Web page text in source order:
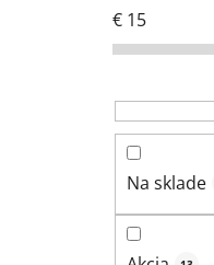
€ 15
Na sklade